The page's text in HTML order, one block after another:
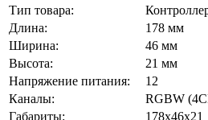
Тип товара:
Длина:
178 мм
Ширина:
46 мм
Высота:
21 мм
Напряжение питания:
12
Каналы:
RGBW
Габариты:
178х46х21